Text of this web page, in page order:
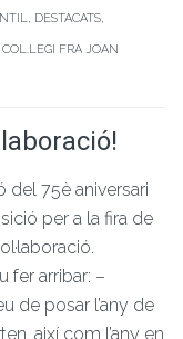
, DESTACATS,
COL.LEGI FRA JOAN
del 75è aniversari
per a la fira de
fer arribar: –
de posar l’any de
així com l’any en